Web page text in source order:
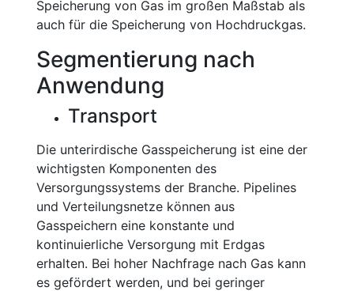
Speicherung von Gas im großen Maßstab als
auch für die Speicherung von Hochdruckgas.
Segmentierung nach
Anwendung
Transport
Die unterirdische Gasspeicherung ist eine der
wichtigsten Komponenten des
Versorgungssystems der Branche. Pipelines
und Verteilungsnetze können aus
Gasspeichern eine konstante und
kontinuierliche Versorgung mit Erdgas
erhalten. Bei hoher Nachfrage nach Gas kann
es gefördert werden, und bei geringer